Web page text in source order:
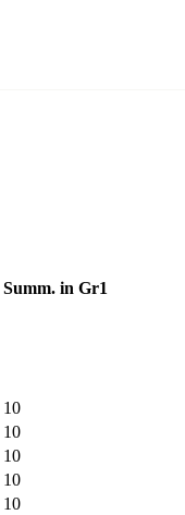
Summ. in Gr1
10
10
10
10
10